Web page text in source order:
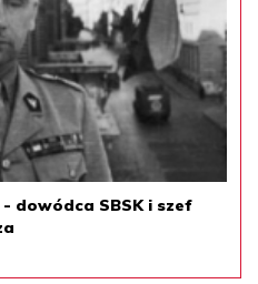
dowódca SBSK i szef